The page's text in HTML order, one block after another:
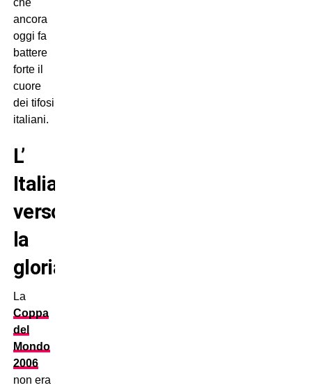
che
ancora
oggi fa
battere
forte il
cuore
dei tifosi
italiani.
L’
Italia
verso
la
gloria
La
Coppa
del
Mondo
2006
non era